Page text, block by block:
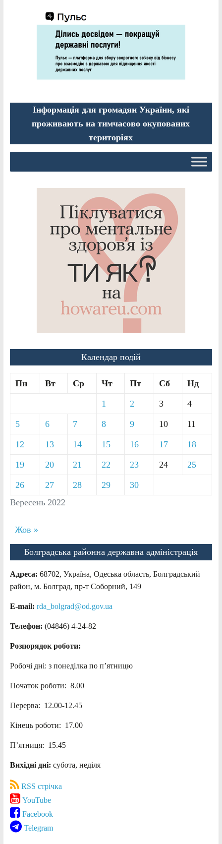
Інформація для громадян України, які
проживають на тимчасово окупованих
територіях
Календар подій
Вересень 2022
Пн Вт Ср Чт Пт Сб Нд
1 2 3 4
5 6 7 8 9 10 11
12 13 14 15 16 17 18
19 20 21 22 23 24 25
26 27 28 29 30
Жов »
Болградська районна державна адміністрація
Адреса: 68702, Україна, Одеська область, Болградський
район, м. Болград, пр-т Соборний, 149
E-mail: rda_bolgrad@od.gov.ua
Телефон: (04846) 4-24-82
Розпорядок роботи:
Робочі дні: з понеділка по п’ятницю
Початок роботи: 8.00
Перерва: 12.00-12.45
Кінець роботи: 17.00
П’ятниця: 15.45
Вихідні дні: субота, неділя
RSS стрічка
YouTube
Facebook
Telegram